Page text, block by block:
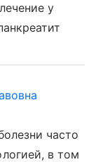
у
часто
в том